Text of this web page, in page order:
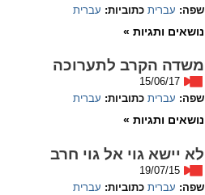
שפה: עברית כתוביות: עברית
נושאים ותגיות »
משדה הקרב לתערוכה
15/06/17
שפה: עברית כתוביות: עברית
נושאים ותגיות »
לא יישא גוי אל גוי חרב
19/07/15
שפה: עברית כתוביות: עברית